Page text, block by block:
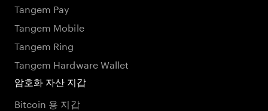
Tangem Pay
Tangem Mobile
Tangem Ring
Tangem Hardware Wallet
암호화 자산 지갑
Bitcoin 용 지갑